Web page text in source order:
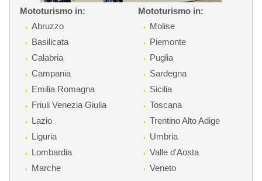
Mototurismo in:
Abruzzo
Basilicata
Calabria
Campania
Emilia Romagna
Friuli Venezia Giulia
Lazio
Liguria
Lombardia
Marche
Mototurismo in:
Molise
Piemonte
Puglia
Sardegna
Sicilia
Toscana
Trentino Alto Adige
Umbria
Valle d'Aosta
Veneto